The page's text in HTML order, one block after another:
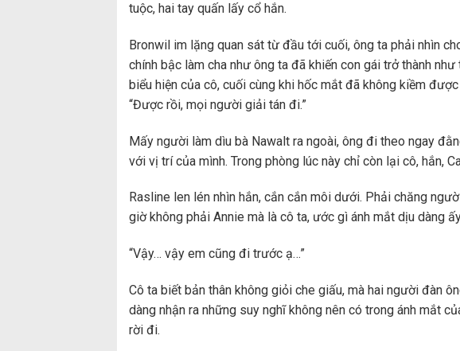
tuộc, hai tay quấn lấy cổ hắn.
Bronwil im lặng quan sát từ đầu tới cuối, ông ta phải nhìn
chính bậc làm cha như ông ta đã khiến con gái trở thành
biểu hiện của cô, cuối cùng khi hốc mắt đã không kiềm
“Được rồi, mọi người giải tán đi.”
Mấy người làm dìu bà Nawalt ra ngoài, ông đi theo ngay
với vị trí của mình. Trong phòng lúc này chỉ còn lại cô, hắn,
Rasline len lén nhìn hắn, cắn cắn môi dưới. Phải chăng
giờ không phải Annie mà là cô ta, ước gì ánh mắt dịu dàng
“Vậy… vậy em cũng đi trước ạ…”
Cô ta biết bản thân không giỏi che giấu, mà hai người đàn
dàng nhận ra những suy nghĩ không nên có trong ánh mắt
rời đi.